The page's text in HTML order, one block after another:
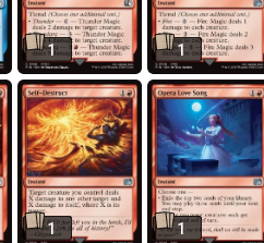
1 1
1 1